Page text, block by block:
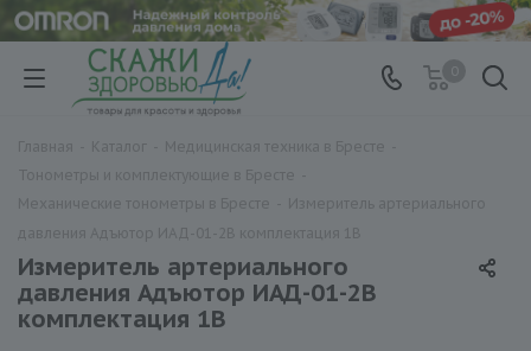
Измеритель артериального
давления Адъютор ИАД-01-2В
комплектация 1В